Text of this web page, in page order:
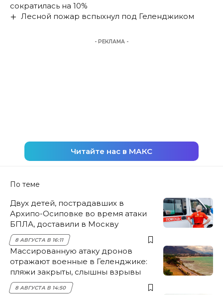
сократилась на 10%
Лесной пожар вспыхнул под Геленджиком
- РЕКЛАМА -
Читайте нас в МАКС
По теме
Двух детей, пострадавших в
Архипо-Осиповке во время атаки
БПЛА, доставили в Москву
8 АВГУСТА В 16:11
Массированную атаку дронов
отражают военные в Геленджике:
пляжи закрыты, слышны взрывы
8 АВГУСТА В 14:50